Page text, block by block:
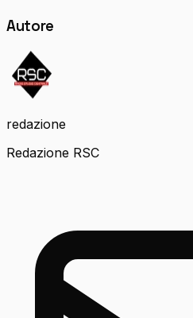
Autore
redazione
Redazione RSC